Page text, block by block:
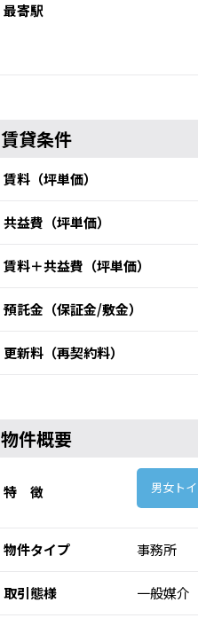
最寄駅
賃貸条件
賃料 （坪単価）
共益費 （坪単価）
賃料＋共益費 （坪単価）
預託金 （保証金/敷金）
更新料 （再契約料）
物件概要
特 徴 男女ト
物件タイプ 事務所
取引態様 一般媒介